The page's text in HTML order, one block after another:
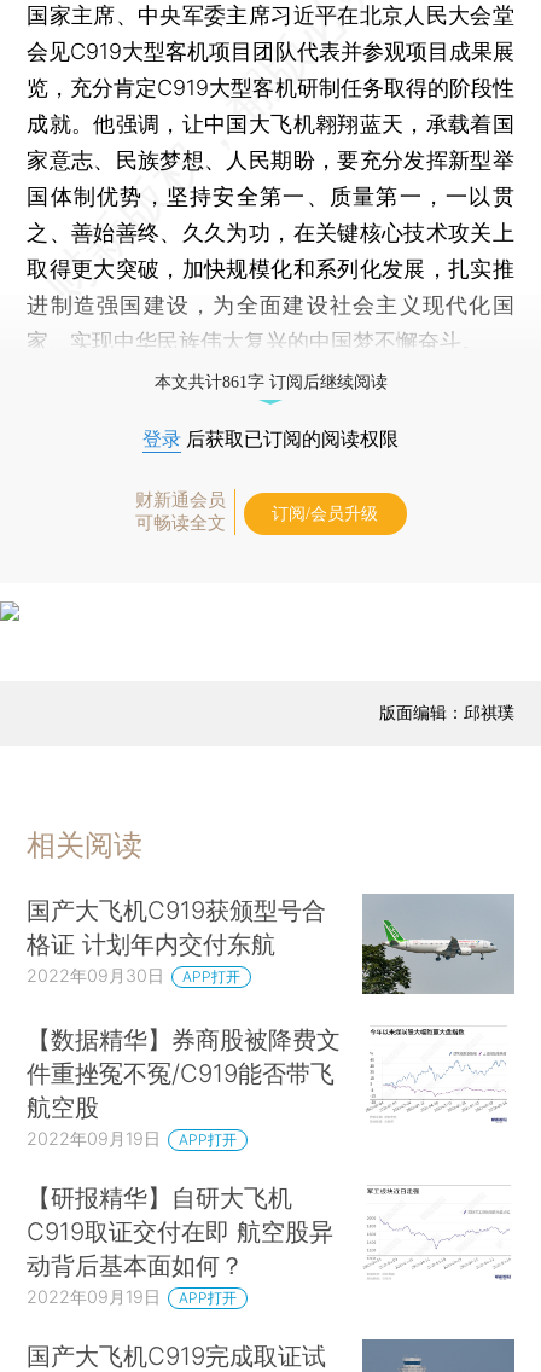
国家主席、中央军委主席习近平在北京人民大会堂
会见C919大型客机项目团队代表并参观项目成果展
览，充分肯定C919大型客机研制任务取得的阶段性
成就。他强调，让中国大飞机翱翔蓝天，承载着国
家意志、民族梦想、人民期盼，要充分发挥新型举
国体制优势，坚持安全第一、质量第一，一以贯
之、善始善终、久久为功，在关键核心技术攻关上
取得更大突破，加快规模化和系列化发展，扎实推
进制造强国建设，为全面建设社会主义现代化国
家、实现中华民族伟大复兴的中国梦不懈奋斗。
本文共计861字 订阅后继续阅读
登录 后获取已订阅的阅读权限
财新通会员
可畅读全文
订阅/会员升级
版面编辑：邱祺璞
相关阅读
国产大飞机C919获颁型号合
格证 计划年内交付东航
2022年09月30日 APP打开
【数据精华】券商股被降费文
件重挫冤不冤/C919能否带飞
航空股
2022年09月19日 APP打开
【研报精华】自研大飞机
C919取证交付在即 航空股异
动背后基本面如何？
2022年09月19日 APP打开
国产大飞机C919完成取证试